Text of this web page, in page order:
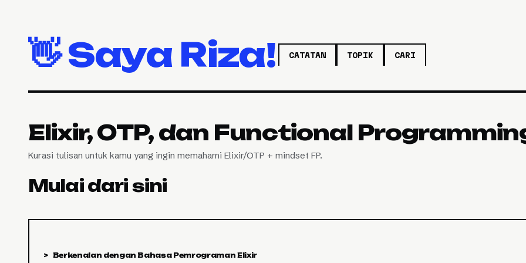
👋 Saya Riza! CATATAN TOPIK CARI
Elixir, OTP, dan Functional
Kurasi tulisan untuk kamu yang ingin memahami Elixir/OTP + mindset FP.
Mulai dari sini
> Berkenalan dengan Bahasa Pemrograman Elixir